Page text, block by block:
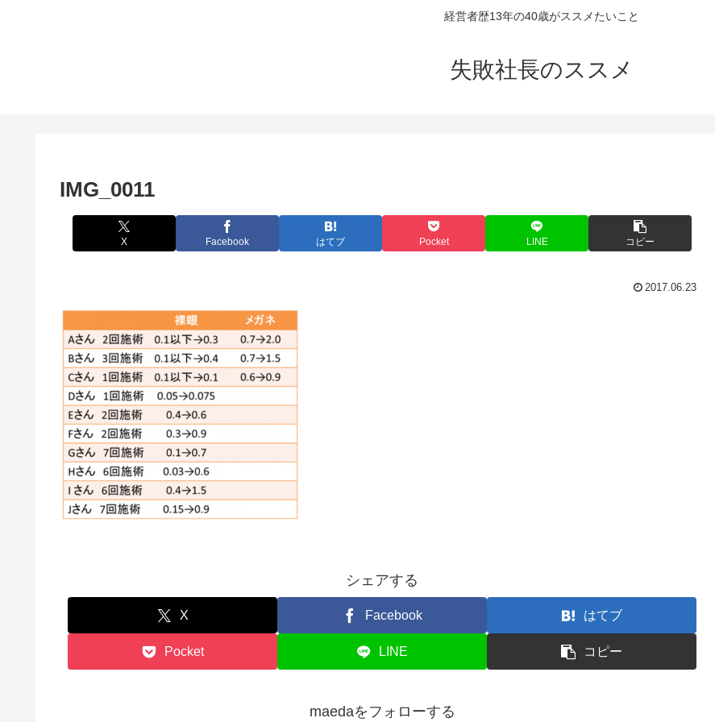
経営者歴13年の40歳がススメたいこと
失敗社長のススメ
IMG_0011
X Facebook はてブ Pocket LINE コピー
2017.06.23
シェアする
X Facebook はてブ
Pocket LINE コピー
maedaをフォローする